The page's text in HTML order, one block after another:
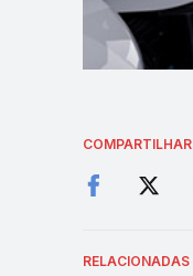
COMPARTILHAR
RELACIONADAS